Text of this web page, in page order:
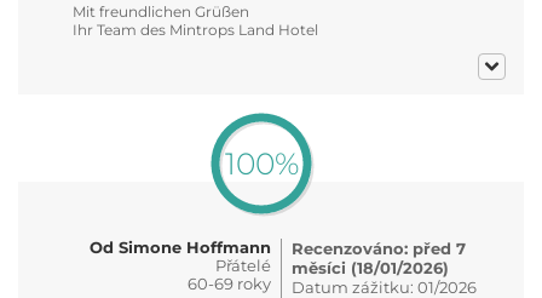
Mit freundlichen Grüßen
Ihr Team des Mintrops Land Hotel
100%
Od Simone Hoffmann
Přátelé
60-69 roky
Recenzováno: před 7
měsíci (18/01/2026)
Datum zážitku: 01/2026